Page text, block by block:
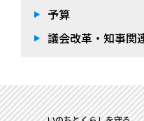
予算
議会改革・知事関